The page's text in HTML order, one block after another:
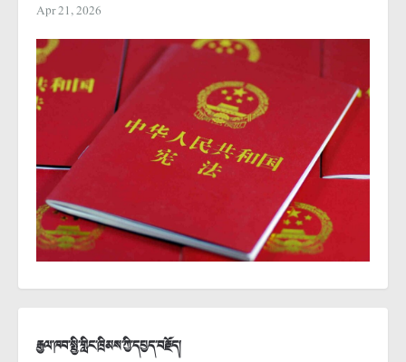
Apr 21, 2026
རྒྱལ་ཁབ་སྤྱི་གླིང་ཁྲིམས་ཀྱི་དཔྱད་བརྗོད།